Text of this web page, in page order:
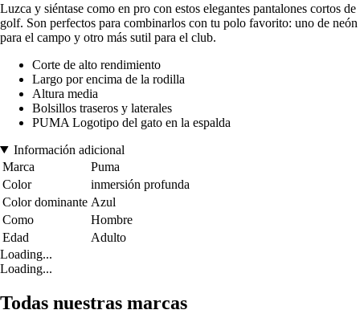
Luzca y siéntase como en pro con estos elegantes pantalones cortos de
golf. Son perfectos para combinarlos con tu polo favorito: uno de neón
para el campo y otro más sutil para el club.
Corte de alto rendimiento
Largo por encima de la rodilla
Altura media
Bolsillos traseros y laterales
PUMA Logotipo del gato en la espalda
Información adicional
Marca
Puma
Color
inmersión profunda
Color dominante Azul
Como
Hombre
Edad
Adulto
Loading...
Loading...
Todas nuestras marcas